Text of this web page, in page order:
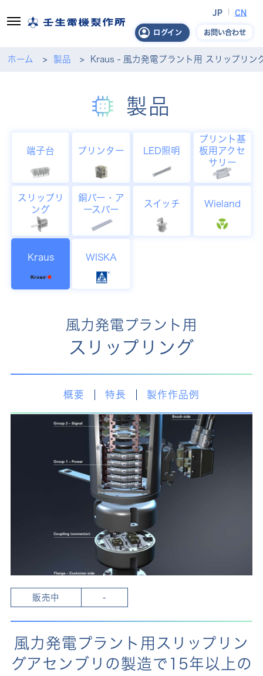
ログイン
JP CN
お問い合わせ
ホーム 製品 Kraus - 風力発電プラント用 スリップリン
製品
端子台 プリンター LED照明
プリント基
板用アクセ
サリー
スリップリ
ング
銅バー・ア
ースバー
スイッチ Wieland
Kraus WISKA
風力発電プラント用
スリップリング
概要 特長 製作作品例
販売中 -
風力発電プラント用スリップリン
グアセンブリの製造で15年以上の